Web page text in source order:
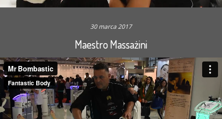
30 marca 2017
Maestro Massażini